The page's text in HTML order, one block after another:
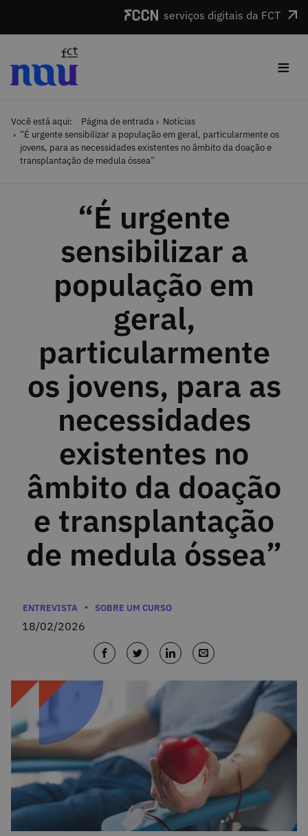
serviços digitais da FCT
≡
Você está aqui: Página de entrada
Notícias
“É urgente sensibilizar a população em geral, particularmente os
jovens, para as necessidades existentes no âmbito da doação e
transplantação de medula óssea”
“É urgente
sensibilizar a
população em
geral,
particularmente
os jovens, para as
necessidades
existentes no
âmbito da doação
e transplantação
de medula óssea”
Categorias
ENTREVISTA SOBRE UM CURSO
18/02/2026